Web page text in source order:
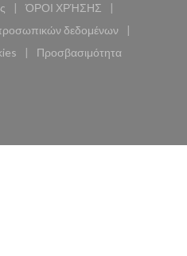
σε νέο παράθυρο))
ΌΡΟΙ ΧΡΉΣΗΣ
((ανοίγει σε νέο
δεδομένων
((ανοίγει σε νέο παράθυρο))
σε νέο παράθυρο))
Προσβασιμότητα
((ανοίγει σε νέο